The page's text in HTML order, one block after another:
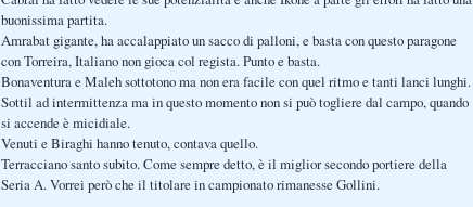
buonissima partita.
Amrabat gigante, ha accalappiato un sacco di palloni, e basta con questo paragone
con Torreira, Italiano non gioca col regista. Punto e basta.
Bonaventura e Maleh sottotono ma non era facile con quel ritmo e tanti lanci lunghi.
Sottil ad intermittenza ma in questo momento non si può togliere dal campo, quando
si accende è micidiale.
Venuti e Biraghi hanno tenuto, contava quello.
Terracciano santo subito. Come sempre detto, è il miglior secondo portiere della
Seria A. Vorrei però che il titolare in campionato rimanesse Gollini.